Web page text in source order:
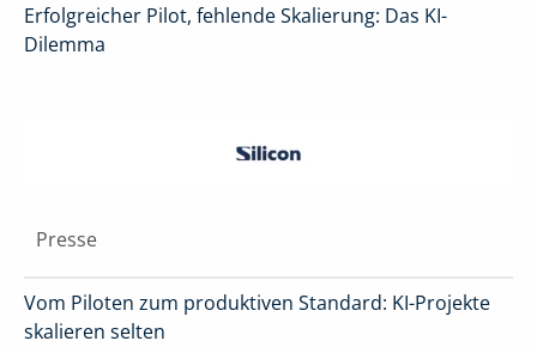
Erfolgreicher Pilot, fehlende Skalierung: Das KI-
Dilemma
Presse
Vom Piloten zum produktiven Standard: KI-Projekte
skalieren selten